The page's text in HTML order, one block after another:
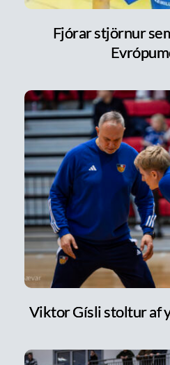
Fjórar stjörnur
Viktor Gísli stoltur af